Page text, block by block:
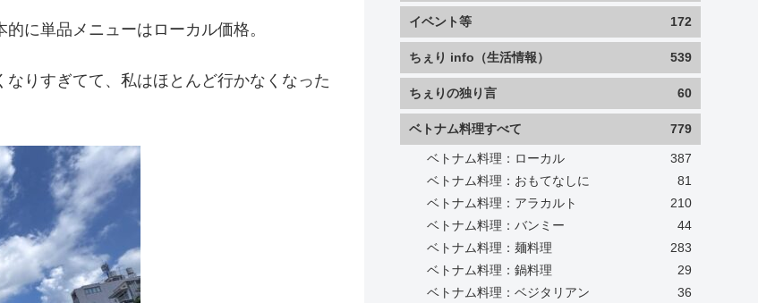
に単品メニューはローカル価格。
りすぎてて、私はほとんど行かなくなった
イベント等 172
ちぇり info（生活情報） 539
ちぇりの独り言 60
ベトナム料理すべて 779
ベトナム料理：ローカル
387
ベトナム料理：おもてなしに
81
ベトナム料理：アラカルト
210
ベトナム料理：バンミー
44
ベトナム料理：麺料理
283
ベトナム料理：鍋料理
29
ベトナム料理：ベジタリアン
36